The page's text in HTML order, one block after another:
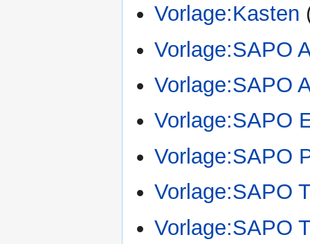
Vorlage:Kasten
Vorlage:SAPO
Vorlage:SAPO
Vorlage:SAPO
Vorlage:SAPO
Vorlage:SAPO
Vorlage:SAPO